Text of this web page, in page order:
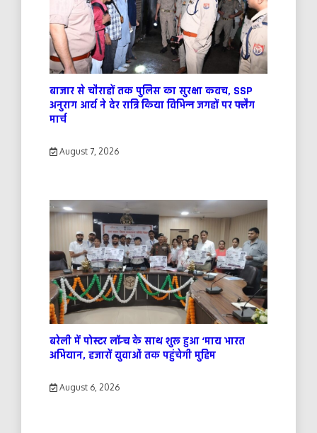
बाजार से चौराहों तक पुलिस का सुरक्षा कवच, SSP
अनुराग आर्य ने देर रात्रि किया विभिन्न जगहों पर फ्लैग
मार्च
August 7, 2026
बरेली में पोस्टर लॉन्च के साथ शुरू हुआ ‘माय भारत
अभियान, हजारों युवाओं तक पहुंचेगी मुहिम
August 6, 2026